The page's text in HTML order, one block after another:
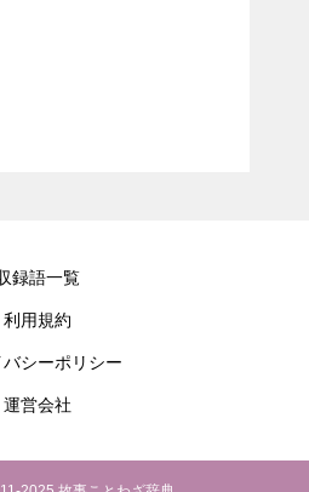
録語一覧
利用規約
バシーポリシー
運営会社